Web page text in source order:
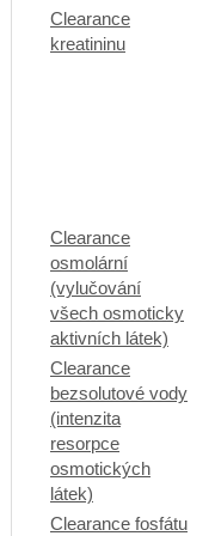
Clearance
kreatininu
Clearance
osmolární
(vylučování
všech osmoticky
aktivních látek)
Clearance
bezsolutové vody
(intenzita
resorpce
osmotických
látek)
Clearance fosfátu